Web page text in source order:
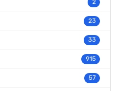
2
23
33
915
57